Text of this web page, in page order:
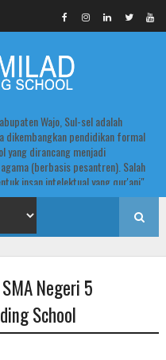
Wajo, Sul-sel adalah
dikembangkan pendidikan formal
yang dirancang menjadi
(berbasis pesantren). Salah
insan intelektual yang qur'ani".
Negeri 5
School